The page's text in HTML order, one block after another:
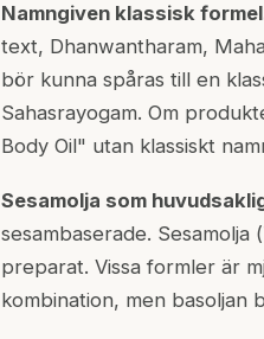
Namngiven klassisk
text, Dhanwantharam,
bör kunna spåras till en
Sahasrayogam. Om
Body Oil" utan klassiskt
Sesamolja som
sesambaserade. Sesamolja (
preparat. Vissa formler är
kombination, men basoljan